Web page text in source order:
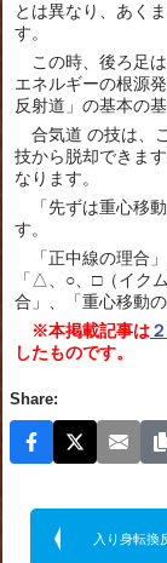
とは異なり、あく
す。
この時、後ろ足
エネルギーの根源
反射道」の基本の
合気道 の技は、
技から脱却できま
なります。
「先ずは重心移
す。
「正中線の理合
「△、○、□（イク
合」、「重心移動
※本掲載記事は
したものです。
Share:
入り身転換